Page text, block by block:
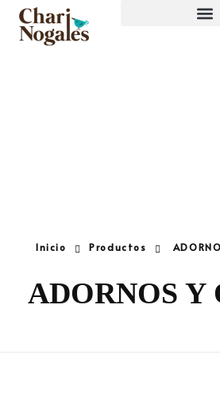
Inicio Productos
ADORNOS Y